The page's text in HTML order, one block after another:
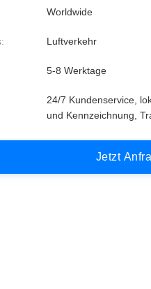
Worldwide
Luftverkehr
5-8 Werktage
24/7 Kundenservice,
und Kennzeichnung,
Jetzt Anfra